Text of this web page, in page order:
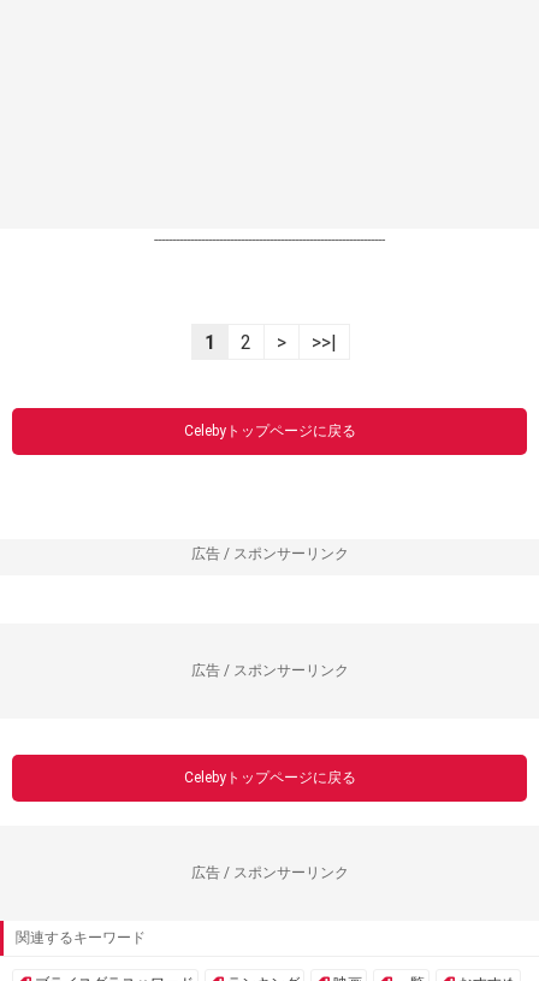
----------------------------------------------------------------
1 2 > >>|
Celebyトップページに戻る
広告 / スポンサーリンク
広告 / スポンサーリンク
Celebyトップページに戻る
広告 / スポンサーリンク
関連するキーワード